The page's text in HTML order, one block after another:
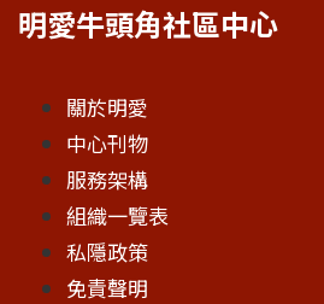
明愛牛頭角社區中心
關於明愛
中心刊物
服務架構
組織一覽表
私隱政策
免責聲明